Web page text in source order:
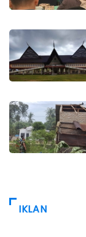
IKLAN